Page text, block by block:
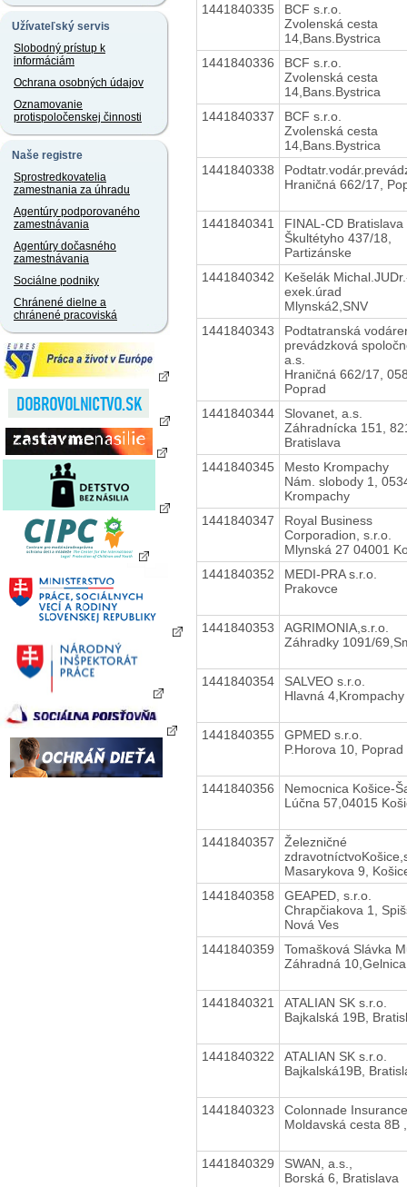
Užívateľský servis
Slobodný prístup k
informáciám
Ochrana osobných údajov
Oznamovanie
protispoločenskej činnosti
Naše registre
Sprostredkovatelia
zamestnania za úhradu
Agentúry podporovaného
zamestnávania
Agentúry dočasného
zamestnávania
Sociálne podniky
Chránené dielne a
chránené pracoviská
1441840335
BCF s.r.o.
Zvolenská cesta
14,Bans.Bystrica
1441840336
BCF s.r.o.
Zvolenská cesta
14,Bans.Bystrica
1441840337
BCF s.r.o.
Zvolenská cesta
14,Bans.Bystrica
1441840338
Hraničná 662/17,
1441840341
FINAL-CD Bratislava
Škultétyho 437/18,
Partizánske
1441840342
Kešelák
exek.úrad
Mlynská2,SNV
1441840343
Podtatranská
prevádzková
a.s.
Hraničná 662/17,
Poprad
1441840344
Slovanet, a.s.
Záhradnícka 151,
Bratislava
1441840345
Mesto Krompachy
Nám. slobody 1,
Krompachy
1441840347
Royal Business
Corporadion, s.r.o.
Mlynská 27 04001
1441840352
MEDI-PRA s.r.o.
Prakovce
1441840353
AGRIMONIA,s.r.o.
Záhradky 1091/
1441840354
SALVEO s.r.o.
Hlavná 4,Krompachy
1441840355
GPMED s.r.o.
P.Horova 10, Poprad
1441840356
Nemocnica Košice-
Lúčna 57,04015
1441840357
Železničné
Masarykova 9,
1441840358
GEAPED, s.r.o.
Chrapčiakova 1,
Nová Ves
1441840359
Tomašková Slávka
Záhradná 10,Gelnica
1441840321
ATALIAN SK s.r.o.
Bajkalská 19B,
1441840322
ATALIAN SK s.r.o.
Bajkalská19B,
1441840323
Colonnade
Moldavská cesta 8B
1441840329
SWAN, a.s.,
Borská 6, Bratislava